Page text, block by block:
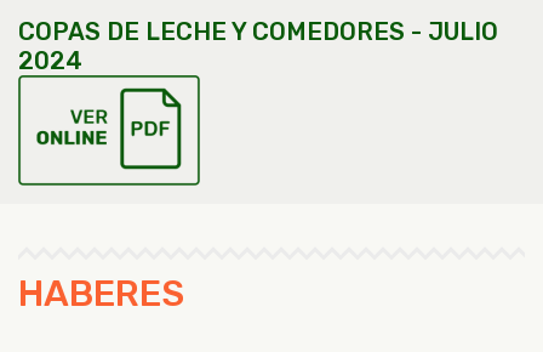
COPAS DE LECHE Y COMEDORES - JULIO
2024
HABERES